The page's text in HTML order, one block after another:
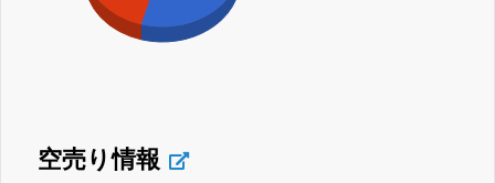
空売り情報